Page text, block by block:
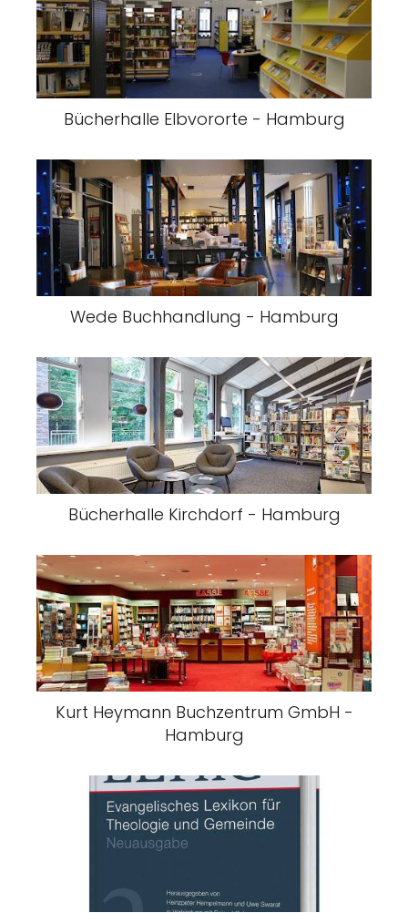
Bücherhalle Elbvororte - Hamburg
Wede Buchhandlung - Hamburg
Bücherhalle Kirchdorf - Hamburg
Kurt Heymann Buchzentrum GmbH -
Hamburg